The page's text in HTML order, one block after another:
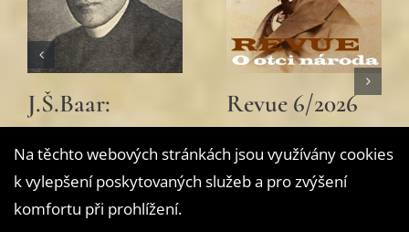
Chod Jan Vrba
“Psohlavcích”
2 června, 2026
Jirásek v boji za
národní divadlo
Na těchto webových stránkách jsou využívány cookies
k vylepšení poskytovaných služeb a pro zvýšení
komfortu při prohlížení.